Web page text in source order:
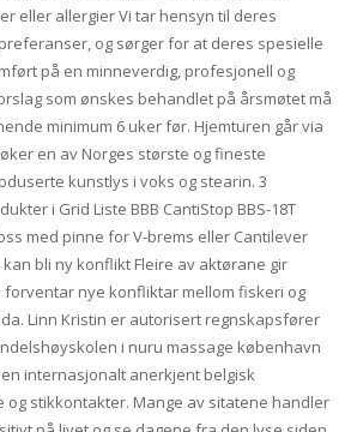
eller allergier Vi tar hensyn til deres
og sørger for at deres spesielle
på en minneverdig, profesjonell og
som ønskes behandlet på årsmøtet må
minimum 6 uker før. Hjemturen går via
en av Norges største og fineste
kunstlys i voks og stearin. 3
i Grid Liste BBB CantiStop BBS-18T
med pinne for V-brems eller Cantilever
bli ny konflikt Fleire av aktørane gir
nye konfliktar mellom fiskeri og
Linn Kristin er autorisert regnskapsfører
i nuru massage københavn
internasjonalt anerkjent belgisk
og stikkontakter. Mange av sitatene handler